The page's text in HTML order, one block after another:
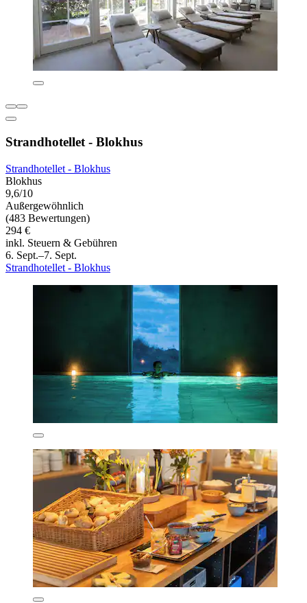
Strandhotellet - Blokhus
Strandhotellet - Blokhus
Blokhus
9,6/10
Außergewöhnlich
(483 Bewertungen)
294 €
inkl. Steuern & Gebühren
6. Sept.–7. Sept.
Strandhotellet - Blokhus